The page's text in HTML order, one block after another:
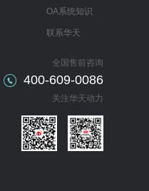
OA系统知识
联系华天
全国售前咨询
400-609-0086
关注华天动力